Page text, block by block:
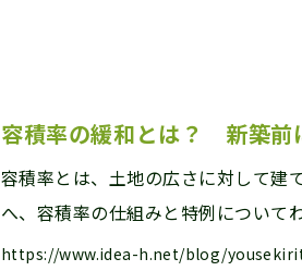
容積率の緩和とは？ 新築前
容積率とは、土地の広さに対して建
へ、容積率の仕組みと特例について
https://www.idea-h.net/blog/